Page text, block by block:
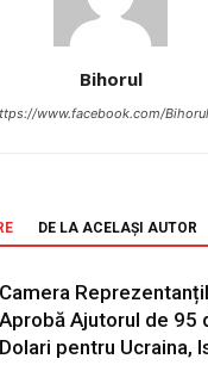
Bihorul
www.facebook.com/
DE LA ACELAȘI AUTOR
Camera
Aprobă Ajutorul de 95
Dolari pentru Ucraina,